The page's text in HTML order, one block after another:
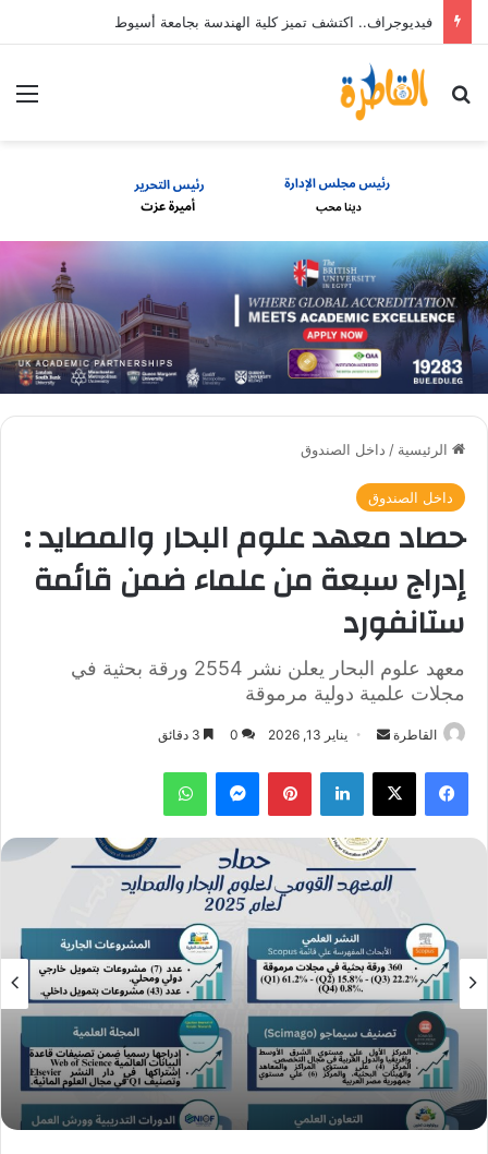
فيديوجراف.. اكتشف تميز كلية الهندسة بجامعة أسيوط
بحث عن
الرئيسية / داخل الصندوق
داخل الصندوق
حصاد معهد علوم البحار والمصايد :
إدراج سبعة من علماء ضمن قائمة
ستانفورد
معهد علوم البحار يعلن نشر 2554 ورقة بحثية في
مجلات علمية دولية مرموقة
القاطرة
أرسل
إلكترونيا
يناير 13, 2026 0
فيسبوك ‫X لينكدإن بينتيريستماسنجر واتساب